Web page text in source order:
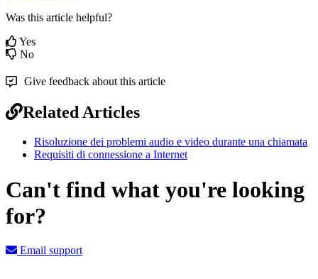
Was this article helpful?
Yes
No
Give feedback about this article
Related Articles
Risoluzione dei problemi audio e video durante una chiamata
Requisiti di connessione a Internet
Can't find what you're looking
for?
Email support